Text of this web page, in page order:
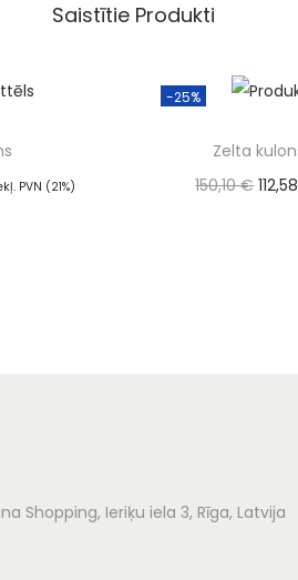
Saistītie Produkti
PVN (21%)
-25%
Zelta
150,10€
Shopping, Ieriķu iela 3, Rīga, Latvija